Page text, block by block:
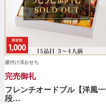
盛付け済おせち
完売御礼
フレンチオードブル【洋風一
段…